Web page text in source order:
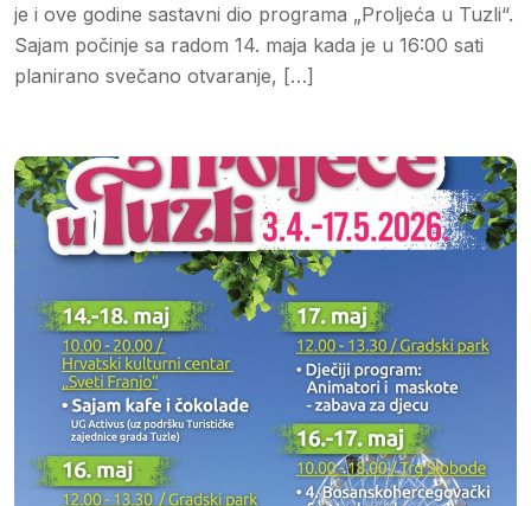
je i ove godine sastavni dio programa „Proljeća u Tuzli“.
Sajam počinje sa radom 14. maja kada je u 16:00 sati
planirano svečano otvaranje, […]